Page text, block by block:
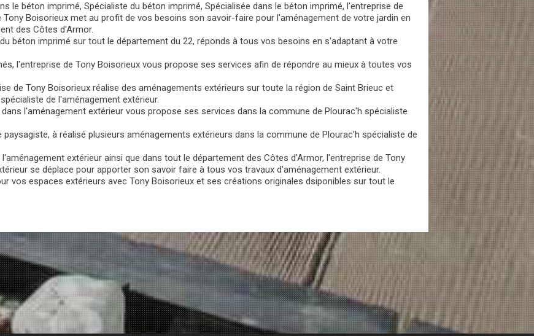
le béton imprimé, Spécialiste du béton imprimé, Spécialisée dans le béton imprimé, l'entreprise de
Boisorieux met au profit de vos besoins son savoir-faire pour l'aménagement de votre jardin en
des Côtes d'Armor.
béton imprimé sur tout le département du 22, réponds à tous vos besoins en s'adaptant à votre
l'entreprise de Tony Boisorieux vous propose ses services afin de répondre au mieux à toutes vos
de Tony Boisorieux réalise des aménagements extérieurs sur toute la région de Saint Brieuc et
de l'aménagement extérieur.
l'aménagement extérieur vous propose ses services dans la commune de Plourac'h spécialiste
à réalisé plusieurs aménagements extérieurs dans la commune de Plourac'h spécialiste de
extérieur ainsi que dans tout le département des Côtes d'Armor, l'entreprise de Tony
se déplace pour apporter son savoir faire à tous vos travaux d'aménagement extérieur.
vos espaces extérieurs avec Tony Boisorieux et ses créations originales dsiponibles sur tout le